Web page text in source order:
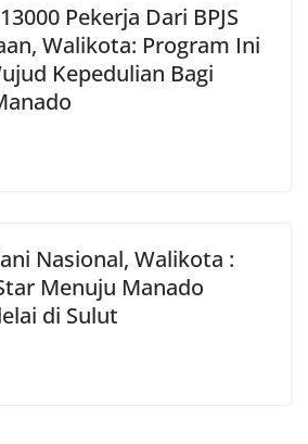
Pekerja Dari BPJS
Walikota: Program Ini
Kepedulian Bagi
Nasional, Walikota :
Menuju Manado
di Sulut